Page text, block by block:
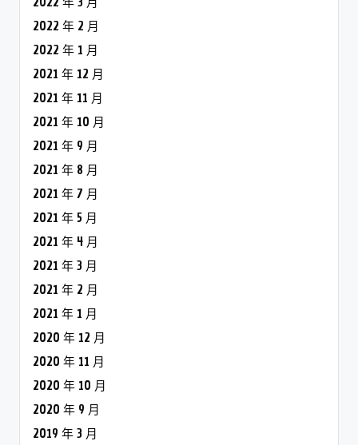
2022 年 2 月
2022 年 1 月
2021 年 12 月
2021 年 11 月
2021 年 10 月
2021 年 9 月
2021 年 8 月
2021 年 7 月
2021 年 5 月
2021 年 4 月
2021 年 3 月
2021 年 2 月
2021 年 1 月
2020 年 12 月
2020 年 11 月
2020 年 10 月
2020 年 9 月
2019 年 3 月